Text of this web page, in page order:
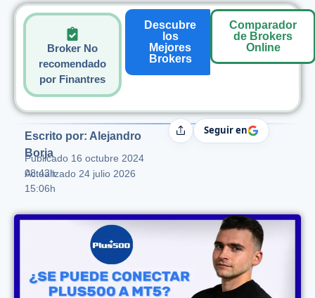
Broker No
recomendado
por Finantres
Descubre
los
Mejores
Brokers
Comparador
de Brokers
Online
Escrito por: Alejandro
Borja
Publicado 16 octubre 2024
08:43h
Actualizado 24 julio 2026
15:06h
CompartirSeguir en